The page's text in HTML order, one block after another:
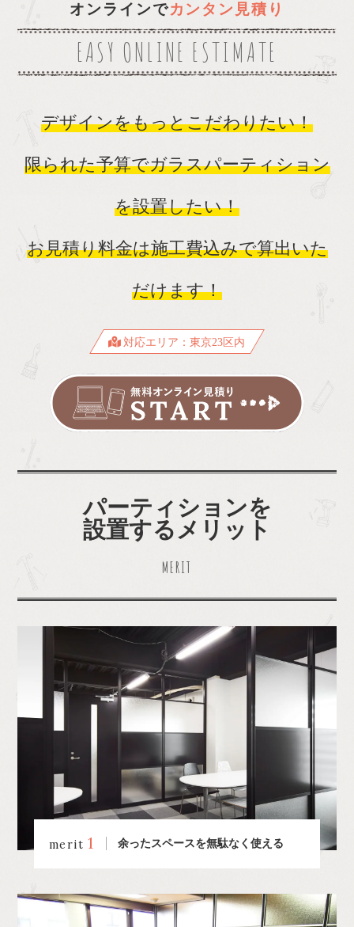
オンラインでカンタン見積り
EASY ONLINE ESTIMATE
デザインをもっとこだわりたい！
限られた予算でガラスパーティション
を設置したい！
お見積り料金は施工費込みで算出いた
だけます！
対応エリア：東京23区内
パーティションを
設置するメリット
merit 1 余ったスペースを無駄なく使える